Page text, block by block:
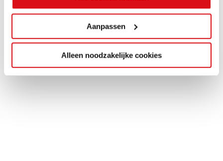
Aanpassen
Alleen noodzakelijke cookies